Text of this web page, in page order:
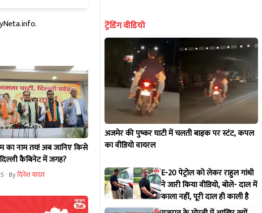
का नाम तय! अब जानिए किसे
कैबिनेट में जगह?
· Byदिनेश यादव
ट्रेंडिंग वीडियो
अजमेर की पुष्कर घाटी में चलती बाइक पर स्टंट, कपल
का वीडियो वायरल
E-20 पेट्रोल को लेकर राहुल गांधी
ने जारी किया वीडियो, बोले- दाल में
काला नहीं, पूरी दाल ही काली है